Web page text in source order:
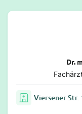
Dr.
Viersener Str.